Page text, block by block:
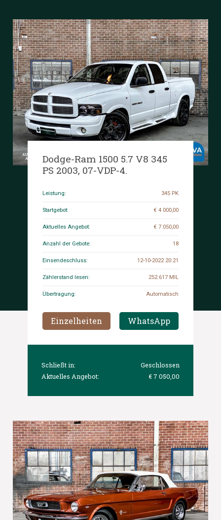
Dodge-Ram 1500 5.7 V8 345
PS 2003, 07-VDP-4.
Leistung: 345 PK
Startgebot: € 4 000,00
Aktuelles Angebot: € 7 050,00
Anzahl der Gebote: 18
Einsendeschluss: 12-10-2022 20:21
Zählerstand lesen: 252.617 MIL
Übertragung: Automatisch
Einzelheiten WhatsApp
Schließt in:
Geschlossen
Aktuelles Angebot:
€ 7 050,00